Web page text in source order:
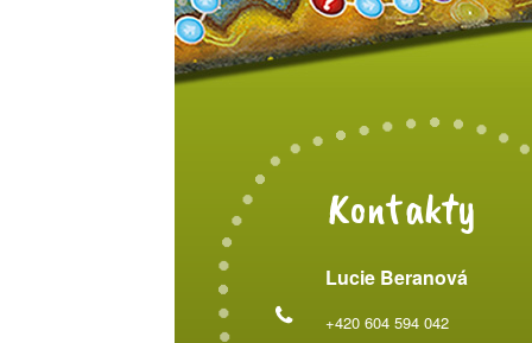
Kontakty
Lucie Beranová
+420 604 594 042